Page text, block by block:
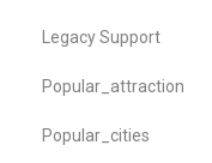
Legacy Support
Popular_attraction
Popular_cities